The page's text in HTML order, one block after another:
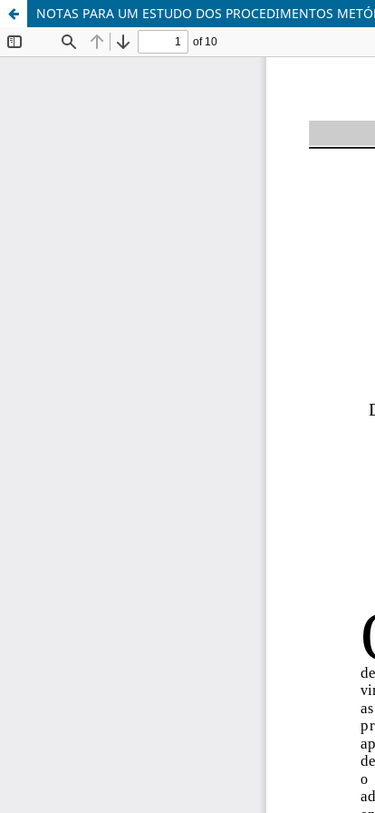
NOTAS PARA UM ESTUDO DOS PROCEDIMENTOS